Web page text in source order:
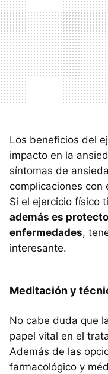
Los beneficios del
impacto en la
síntomas de
complicaciones con
Si el ejercicio físico
además es
enfermedades,
interesante.
Meditación y
No cabe duda que
papel vital en el
Además de las
farmacológico y